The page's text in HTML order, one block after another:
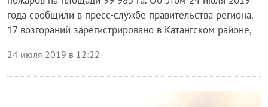
года сообщили в пресс-службе правительства региона.
17 возгораний зарегистрировано в Катангском районе,
24 июля 2019 в 12:22